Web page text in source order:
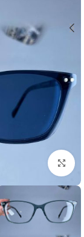
بزرگنمایی تصویر